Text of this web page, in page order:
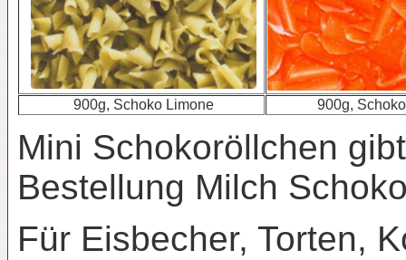
900g, Schoko Limone 900g,
Mini Schokoröllchen
Bestellung Milch
Für Eisbecher, Torten,